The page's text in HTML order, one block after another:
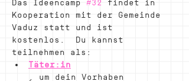
Das Ideencamp #32
findet in
Kooperation mit der Gemeinde
Vaduz statt und ist
kostenlos.  Du kannst
teilnehmen als:
Täter:in
, um dein Vorhaben